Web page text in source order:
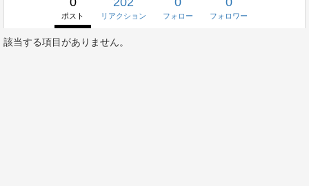
ポスト リアクション フォロー フォロワー
該当する項目がありません。